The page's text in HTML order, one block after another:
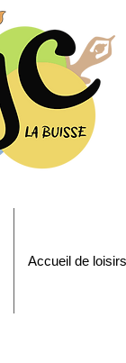
Accueil de loisirs